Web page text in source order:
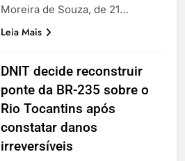
Moreira de Souza, de 21…
Leia Mais
DNIT decide reconstruir
ponte da BR-235 sobre o
Rio Tocantins após
constatar danos
irreversíveis